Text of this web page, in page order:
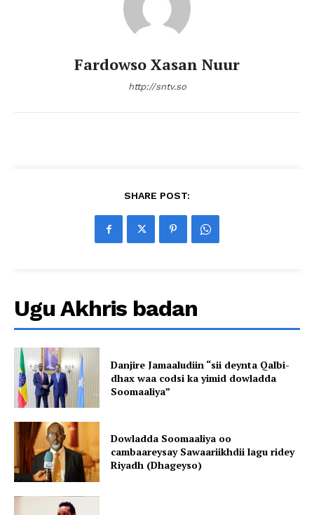
Fardowso Xasan Nuur
http://sntv.so
SHARE POST:
Ugu Akhris badan
Danjire Jamaaludiin “sii deynta Qalbi-
dhax waa codsi ka yimid dowladda
Soomaaliya”
Dowladda Soomaaliya oo
cambaareysay Sawaariikhdii lagu ridey
Riyadh (Dhageyso)